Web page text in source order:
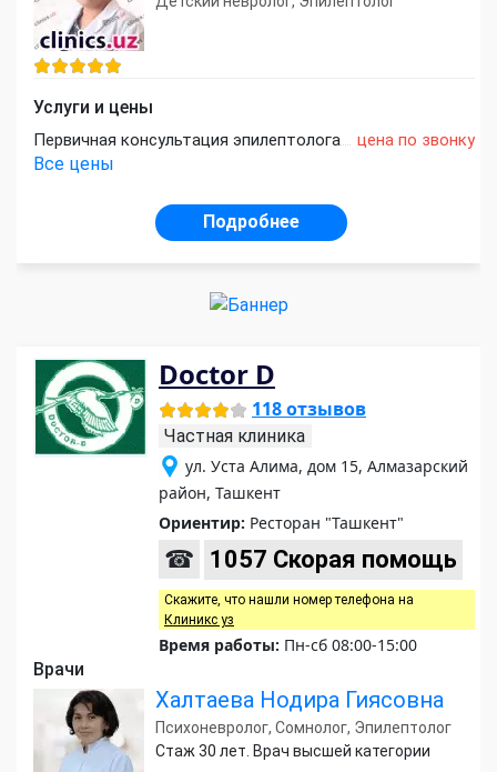
Услуги и цены
Первичная консультация эпилептолога цена по звонку
Все цены
Подробнее
Doctor D
118 отзывов
Частная клиника
ул. Уста Алима, дом 15, Алмазарский
район, Ташкент
Ориентир: Ресторан "Ташкент"
☎ 1057 Скорая помощь
Скажите, что нашли номер телефона на
Клиникс уз
Время работы: Пн-сб 08:00-15:00
Врачи
Халтаева Нодира Гиясовна
Психоневролог, Сомнолог, Эпилептолог
Стаж 30 лет. Врач высшей категории